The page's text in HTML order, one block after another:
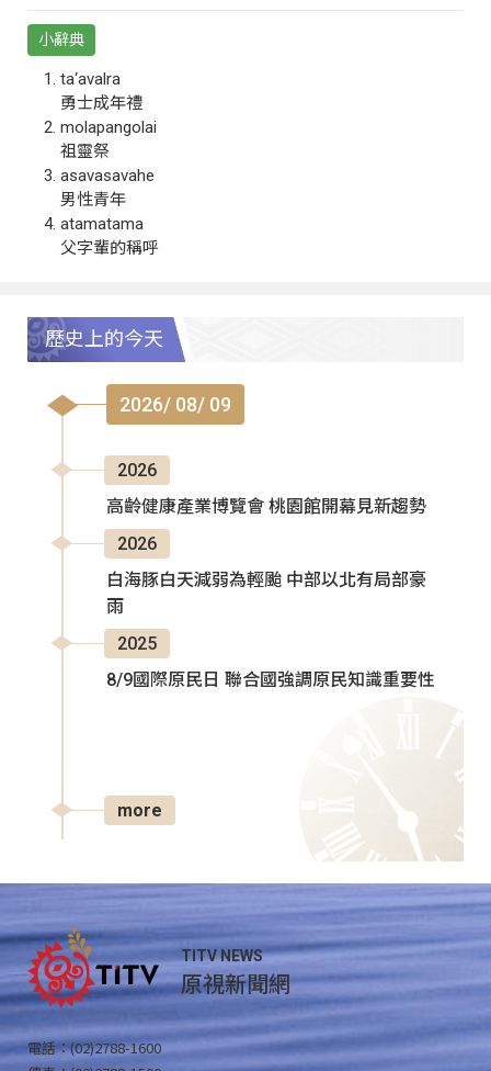
小辭典
ta‘avalra
勇士成年禮
molapangolai
祖靈祭
asavasavahe
男性青年
atamatama
父字輩的稱呼
歷史上的今天
2026/ 08/ 09
2026
高齡健康產業博覽會 桃園館開幕見新趨勢
2026
白海豚白天減弱為輕颱 中部以北有局部豪
雨
2025
8/9國際原民日 聯合國強調原民知識重要性
more
TITV NEWS
原視新聞網
電話：(02)2788-1600